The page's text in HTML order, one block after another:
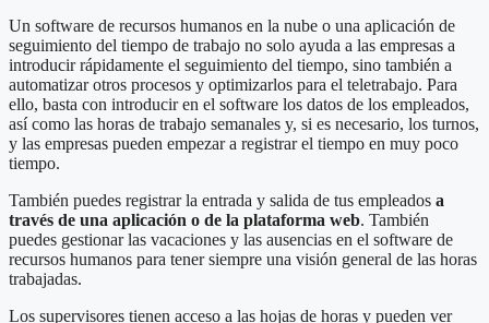
Un software de recursos humanos en la nube o una aplicación de
seguimiento del tiempo de trabajo no solo ayuda a las empresas a
introducir rápidamente el seguimiento del tiempo, sino también a
automatizar otros procesos y optimizarlos para el teletrabajo. Para
ello, basta con introducir en el software los datos de los empleados,
así como las horas de trabajo semanales y, si es necesario, los turnos,
y las empresas pueden empezar a registrar el tiempo en muy poco
tiempo.
También puedes registrar la entrada y salida de tus empleados a
través de una aplicación o de la plataforma web. También
puedes gestionar las vacaciones y las ausencias en el software de
recursos humanos para tener siempre una visión general de las horas
trabajadas.
Los supervisores tienen acceso a las hojas de horas y pueden ver